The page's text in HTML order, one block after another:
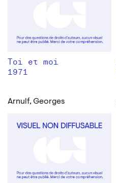
Toi et moi
1971
Arnulf, Georges